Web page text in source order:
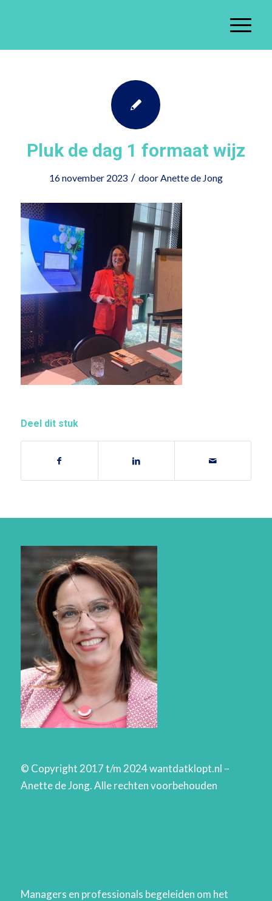
Pluk de dag 1 formaat wijz
16 november 2023 / doorAnette de Jong
Deel dit stuk
© Copyright 2017 t/m 2024 wantdatklopt.nl –
Anette de Jong. Alle rechten voorbehouden
Managers en professionals begeleiden om het